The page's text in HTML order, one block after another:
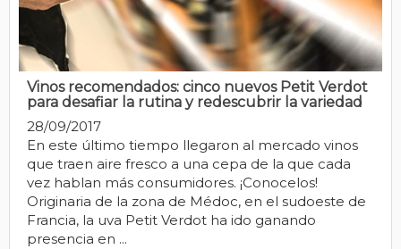
Vinos recomendados: cinco nuevos Petit Verdot
para desafiar la rutina y redescubrir la variedad
28/09/2017
En este último tiempo llegaron al mercado vinos
que traen aire fresco a una cepa de la que cada
vez hablan más consumidores. ¡Conocelos!
Originaria de la zona de Médoc, en el sudoeste de
Francia, la uva Petit Verdot ha ido ganando
presencia en ...